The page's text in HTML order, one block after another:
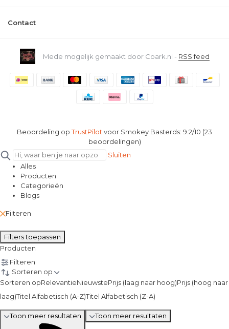
Contact
Mede mogelijk gemaakt door Coark.nl - RSS feed
Beoordeling opTrustPilot voor Smokey Basterds: 9.2/10 (23
beoordelingen)
Sluiten
Alles
Producten
Categorieën
Blogs
Filteren
Filters toepassen
Producten
Filteren
Sorteren op
Sorteren opRelevantieNieuwstePrijs (laag naar hoog)Prijs (hoog naar
laag)Titel Alfabetisch (A-Z)Titel Alfabetisch (Z-A)
Toon meer resultaten Toon meer resultaten